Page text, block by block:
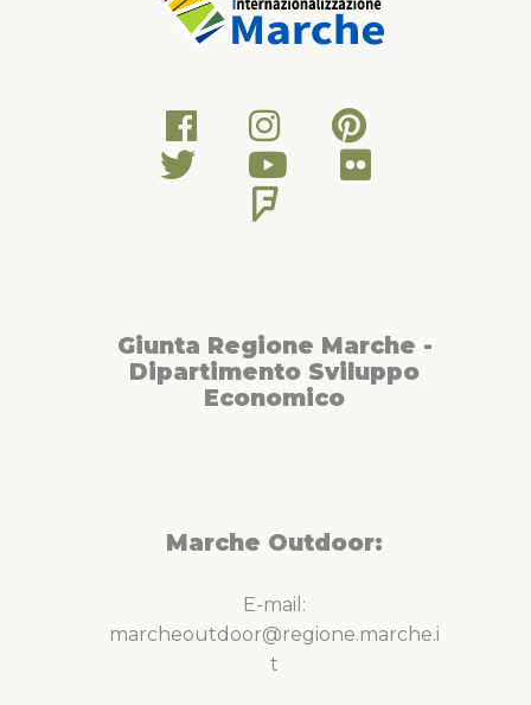
Giunta Regione Marche -
Dipartimento Sviluppo
Economico
Marche Outdoor:
E-mail:
marcheoutdoor@regione.marche.i
t